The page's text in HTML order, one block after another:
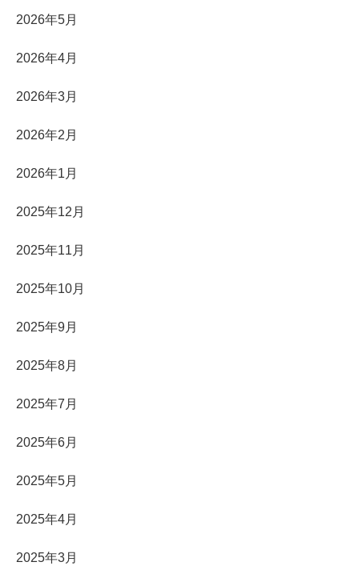
2026年5月
2026年4月
2026年3月
2026年2月
2026年1月
2025年12月
2025年11月
2025年10月
2025年9月
2025年8月
2025年7月
2025年6月
2025年5月
2025年4月
2025年3月